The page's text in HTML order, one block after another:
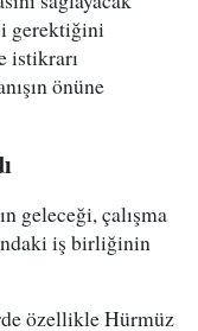
gerektiğini
istikrarı
önüne
geleceği, çalışma
iş birliğinin
özellikle Hürmüz